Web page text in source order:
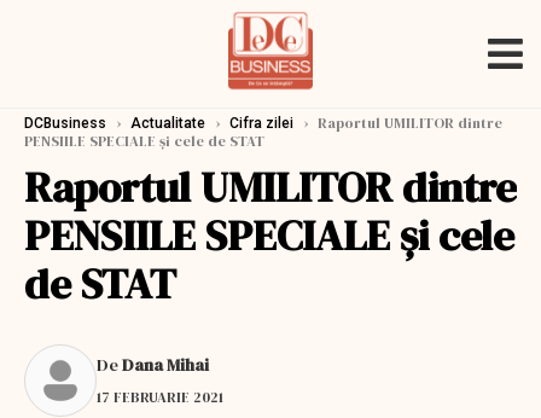
DCBusiness › Actualitate › Cifra zilei › Raportul UMILITOR dintre
PENSIILE SPECIALE și cele de STAT
Raportul UMILITOR dintre
PENSIILE SPECIALE și cele
de STAT
DeDana Mihai
17 FEBRUARIE 2021